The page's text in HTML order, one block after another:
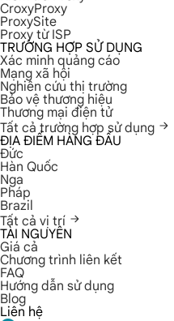
CroxyProxy
ProxySite
Proxy từ ISP
TRƯỜNG HỢP SỬ DỤNG
Xác minh quảng cáo
Mạng xã hội
Nghiên cứu thị trường
Bảo vệ thương hiệu
Thương mại điện tử
Tất cả trường hợp sử dụng
ĐỊA ĐIỂM HÀNG ĐẦU
Đức
Hàn Quốc
Nga
Pháp
Brazil
Tất cả vị trí
TÀI NGUYÊN
Giá cả
Chương trình liên kết
FAQ
Hướng dẫn sử dụng
Blog
Liên hệ